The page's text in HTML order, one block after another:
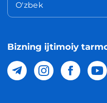
O'zbek
Bizning ijtimoiy